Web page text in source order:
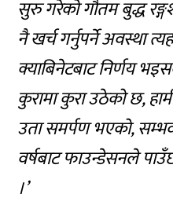
सुरु गरेको गौतम बुद्ध
नै खर्च गर्नुपर्ने अवस्था
क्याबिनेटबाट निर्णय
कुरामा कुरा उठेको छ,
उता समर्पण भएको,
वर्षबाट फाउन्डेसनले
।’